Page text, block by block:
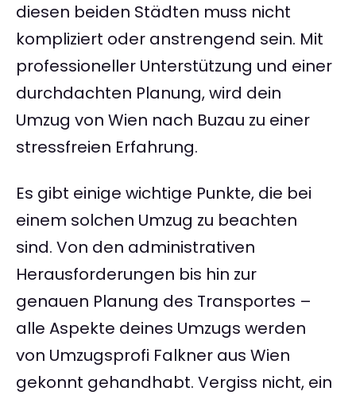
diesen beiden Städten muss nicht
kompliziert oder anstrengend sein. Mit
professioneller Unterstützung und einer
durchdachten Planung, wird dein
Umzug von Wien nach Buzau zu einer
stressfreien Erfahrung.
Es gibt einige wichtige Punkte, die bei
einem solchen Umzug zu beachten
sind. Von den administrativen
Herausforderungen bis hin zur
genauen Planung des Transportes –
alle Aspekte deines Umzugs werden
von Umzugsprofi Falkner aus Wien
gekonnt gehandhabt. Vergiss nicht, ein